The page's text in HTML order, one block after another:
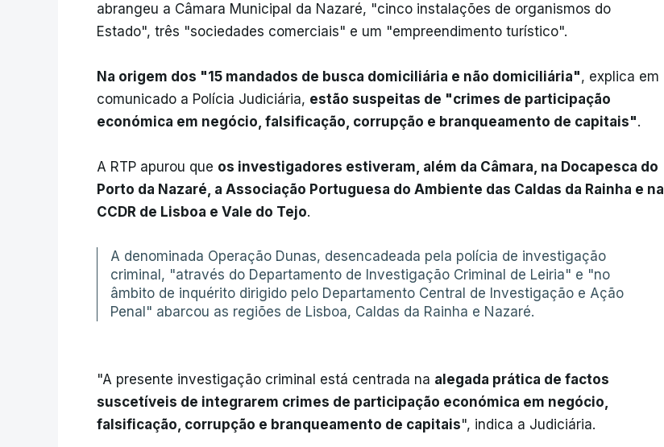
abrangeu a Câmara Municipal da Nazaré, "cinco instalações de organismos do
Estado", três "sociedades comerciais" e um "empreendimento turístico".
Na origem dos "15 mandados de busca domiciliária e não domiciliária", explica em
comunicado a Polícia Judiciária, estão suspeitas de "crimes de participação
económica em negócio, falsificação, corrupção e branqueamento de capitais".
A RTP apurou que os investigadores estiveram, além da Câmara, na Docapesca do
Porto da Nazaré, a Associação Portuguesa do Ambiente das Caldas da Rainha e na
CCDR de Lisboa e Vale do Tejo.
A denominada Operação Dunas, desencadeada pela polícia de investigação
criminal, "através do Departamento de Investigação Criminal de Leiria" e "no
âmbito de inquérito dirigido pelo Departamento Central de Investigação e Ação
Penal" abarcou as regiões de Lisboa, Caldas da Rainha e Nazaré.
"A presente investigação criminal está centrada na alegada prática de factos
suscetíveis de integrarem crimes de participação económica em negócio,
falsificação, corrupção e branqueamento de capitais", indica a Judiciária.